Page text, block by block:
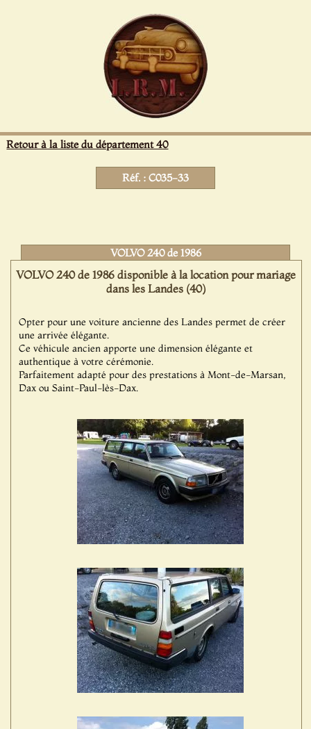
Retour à la liste du département 40
Réf. : C035-33
VOLVO 240 de 1986
VOLVO 240 de 1986 disponible à la location pour mariage
dans les Landes (40)
Opter pour une voiture ancienne des Landes permet de créer
une arrivée élégante.
Ce véhicule ancien apporte une dimension élégante et
authentique à votre cérémonie.
Parfaitement adapté pour des prestations à Mont-de-Marsan,
Dax ou Saint-Paul-lès-Dax.